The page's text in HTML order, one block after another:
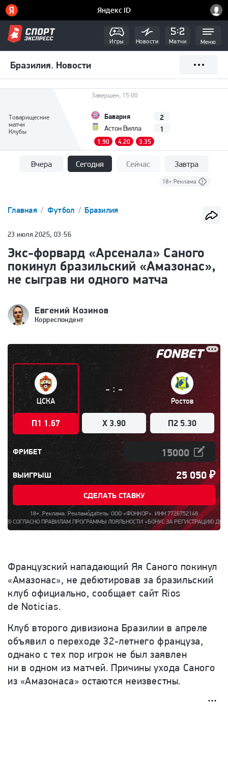
Игры Новости Матчи Меню
Бразилия. Новости
Товарищеские
матчи
Клубы
Завершен, 15:00
Бавария
Астон Вилла
2
1
1.90 4.20 3.35
Вчера Сегодня Сейчас Завтра
Главная Футбол Бразилия
23 июля 2025, 03:56
Экс-форвард «Арсенала» Саного
покинул бразильский «Амазонас»,
не сыграв ни одного матча
Евгений Козинов
Корреспондент
ЦСКА
П1 1.67
- : -
X 3.90
Ростов
П2 5.30
ФРИБЕТ
ВЫИГРЫШ 25 050₽
СДЕЛАТЬ СТАВКУ
18+. Реклама. Рекламодатель: ООО «ФОНКОР». ИНН 7726752148
ПРАВИЛАМ ПРОГРАММЫ ЛОЯЛЬНОСТИ «БОНУС ЗА РЕГИСТРАЦИЮ ДО 15000».
Французский нападающий Яя Саного покинул
«Амазонас», не дебютировав за бразильский
клуб официально, сообщает сайт Rios
de Noticias.
Клуб второго дивизиона Бразилии в апреле
объявил о переходе 32-летнего француза,
однако с тех пор игрок не был заявлен
ни в одном из матчей. Причины ухода Саного
из «Амазонаса» остаются неизвестны.